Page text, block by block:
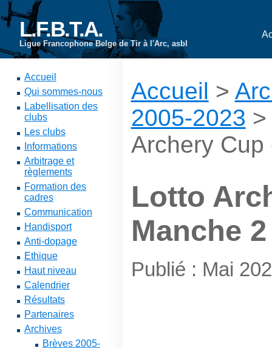
L.F.B.T.A.
Ligue Francophone Belge de Tir à l'Arc, asbl
Accueil
Qui sommes-nous
Labellisation des
clubs
Les clubs
Informations
Arbitrage et
règlements
Formation des
cadres
Communication
Handisport
Anti-dopage
Ethique
Haut niveau
Calendrier
Résultats
Partenaires
Archives
Brèves 2005-
Accueil >
2005-2023
Archery Cup
Lotto
Manche 2
Publié : Mai